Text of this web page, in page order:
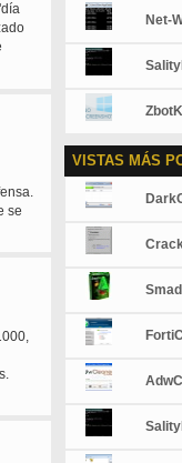
se
Net-
VISTAS MÁS